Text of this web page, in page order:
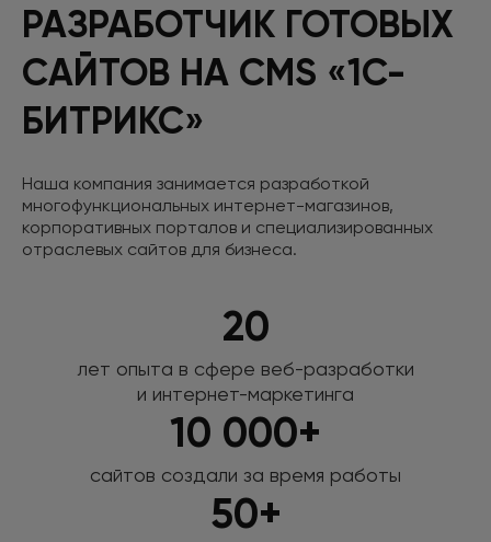
РАЗРАБОТЧИК ГОТОВЫХ
САЙТОВ НА CMS «1С-
БИТРИКС»
Наша компания занимается разработкой
многофункциональных интернет-магазинов,
корпоративных порталов и специализированных
отраслевых сайтов для бизнеса.
20
лет опыта в сфере веб-разработки
и интернет-маркетинга
10 000+
сайтов создали за время работы
50+